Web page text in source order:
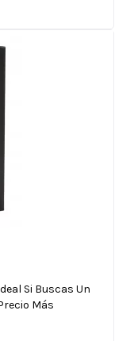
Si Buscas Un
Más